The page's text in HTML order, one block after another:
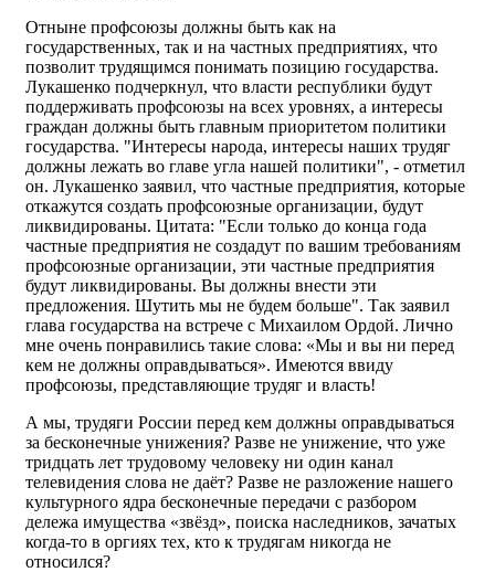
Отныне профсоюзы должны быть как на
государственных, так и на частных предприятиях, что
позволит трудящимся понимать позицию государства.
Лукашенко подчеркнул, что власти республики будут
поддерживать профсоюзы на всех уровнях, а интересы
граждан должны быть главным приоритетом политики
государства. "Интересы народа, интересы наших трудяг
должны лежать во главе угла нашей политики", - отметил
он. Лукашенко заявил, что частные предприятия, которые
откажутся создать профсоюзные организации, будут
ликвидированы. Цитата: "Если только до конца года
частные предприятия не создадут по вашим требованиям
профсоюзные организации, эти частные предприятия
будут ликвидированы. Вы должны внести эти
предложения. Шутить мы не будем больше". Так заявил
глава государства на встрече с Михаилом Ордой. Лично
мне очень понравились такие слова: «Мы и вы ни перед
кем не должны оправдываться». Имеются ввиду
профсоюзы, представляющие трудяг и власть!
А мы, трудяги России перед кем должны оправдываться
за бесконечные унижения? Разве не унижение, что уже
тридцать лет трудовому человеку ни один канал
телевидения слова не даёт? Разве не разложение нашего
культурного ядра бесконечные передачи с разбором
дележа имущества «звёзд», поиска наследников, зачатых
когда-то в оргиях тех, кто к трудягам никогда не
относился?